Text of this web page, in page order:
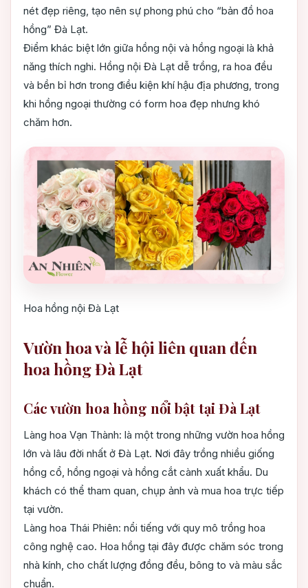
nét đẹp riêng, tạo nên sự phong phú cho “bản đồ hoa
hồng” Đà Lạt.
Điểm khác biệt lớn giữa hồng nội và hồng ngoại là khả
năng thích nghi. Hồng nội Đà Lạt dễ trồng, ra hoa đều
và bền bỉ hơn trong điều kiện khí hậu địa phương, trong
khi hồng ngoại thường có form hoa đẹp nhưng khó
chăm hơn.
Hoa hồng nội Đà Lạt
Vườn hoa và lễ hội liên quan đến
hoa hồng Đà Lạt
Các vườn hoa hồng nổi bật tại Đà Lạt
Làng hoa Vạn Thành: là một trong những vườn hoa hồng
lớn và lâu đời nhất ở Đà Lạt. Nơi đây trồng nhiều giống
hồng cổ, hồng ngoại và hồng cắt cành xuất khẩu. Du
khách có thể tham quan, chụp ảnh và mua hoa trực tiếp
tại vườn.
Làng hoa Thái Phiên: nổi tiếng với quy mô trồng hoa
công nghệ cao. Hoa hồng tại đây được chăm sóc trong
nhà kính, cho chất lượng đồng đều, bông to và màu sắc
chuẩn.